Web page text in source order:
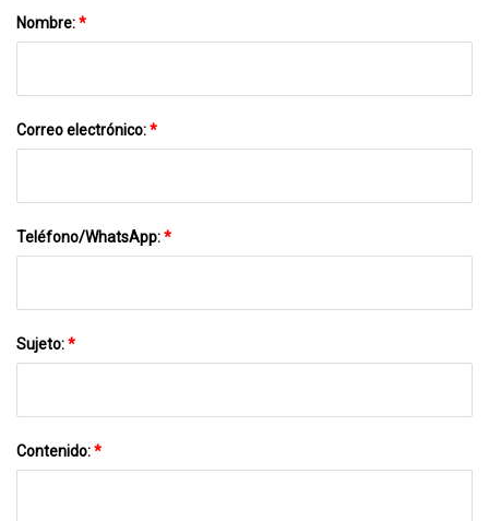
Nombre:*
Correo electrónico:*
Teléfono/WhatsApp:*
Sujeto:*
Contenido:*